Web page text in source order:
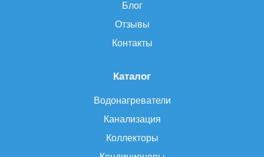
Каталог
Водонагреватели
Канализация
Коллекторы
Блог
Отзывы
Контакты